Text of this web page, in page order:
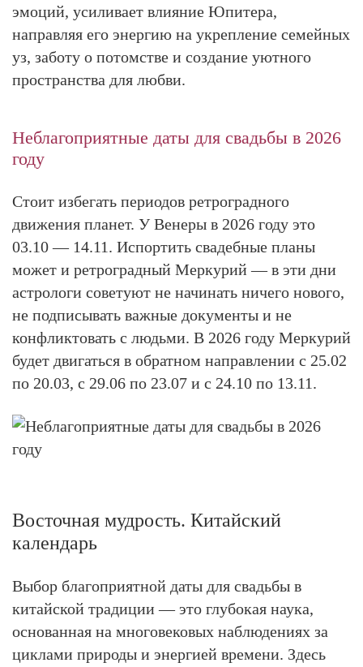
эмоций, усиливает влияние Юпитера,
направляя его энергию на укрепление семейных
уз, заботу о потомстве и создание уютного
пространства для любви.
Неблагоприятные даты для свадьбы в 2026
году
Стоит избегать периодов ретроградного
движения планет. У Венеры в 2026 году это
03.10 — 14.11. Испортить свадебные планы
может и ретроградный Меркурий — в эти дни
астрологи советуют не начинать ничего нового,
не подписывать важные документы и не
конфликтовать с людьми. В 2026 году Меркурий
будет двигаться в обратном направлении с 25.02
по 20.03, с 29.06 по 23.07 и с 24.10 по 13.11.
Восточная мудрость. Китайский
календарь
Выбор благоприятной даты для свадьбы в
китайской традиции — это глубокая наука,
основанная на многовековых наблюдениях за
циклами природы и энергией времени. Здесь